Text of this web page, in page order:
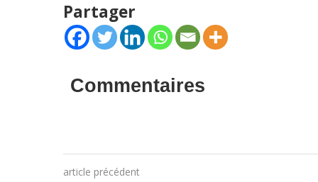
Partager
Commentaires
article précédent